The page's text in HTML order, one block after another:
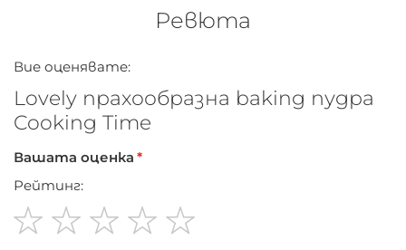
Ревюта
Вие оценявате:
Lovely прахообразна baking пудра
Cooking Time
Вашата оценка
Рейтинг: